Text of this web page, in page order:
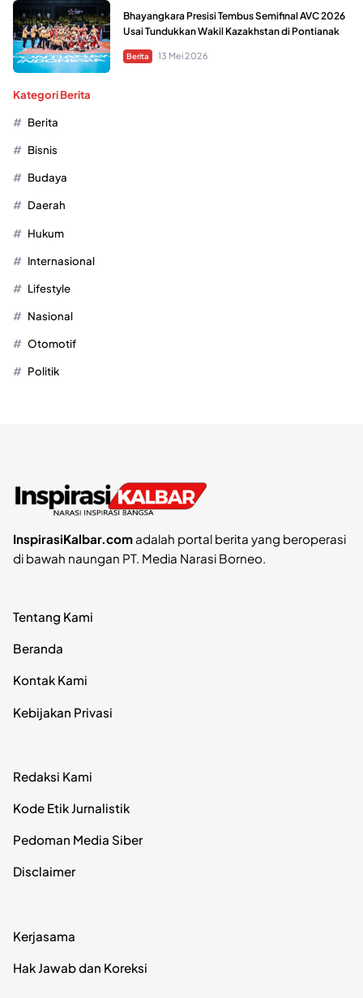
Bhayangkara Presisi Tembus Semifinal AVC 2026
Usai Tundukkan Wakil Kazakhstan di Pontianak
Berita 13 Mei 2026
Kategori Berita
Berita
Bisnis
Budaya
Daerah
Hukum
Internasional
Lifestyle
Nasional
Otomotif
Politik
InspirasiKalbar.comadalah portal berita yang beroperasi
di bawah naungan PT. Media Narasi Borneo.
Tentang Kami
Beranda
Kontak Kami
Kebijakan Privasi
Redaksi Kami
Kode Etik Jurnalistik
Pedoman Media Siber
Disclaimer
Kerjasama
Hak Jawab dan Koreksi